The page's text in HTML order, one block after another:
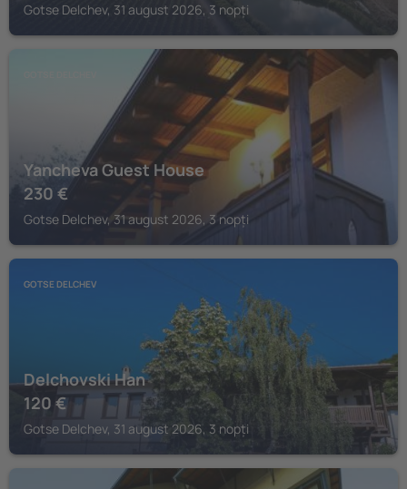
Gotse Delchev, 31 august 2026, 3 nopți
Yancheva Guest House
230 €
Gotse Delchev, 31 august 2026, 3 nopți
GOTSE DELCHEV
Delchovski Han
120 €
Gotse Delchev, 31 august 2026, 3 nopți